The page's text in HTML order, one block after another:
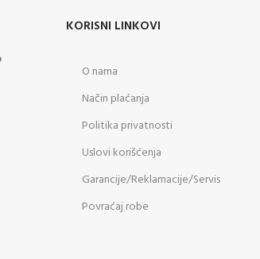
KORISNI LINKOVI
O nama
Način plaćanja
Politika privatnosti
Uslovi korišćenja
Garancije/Reklamacije/Servis
Povraćaj robe